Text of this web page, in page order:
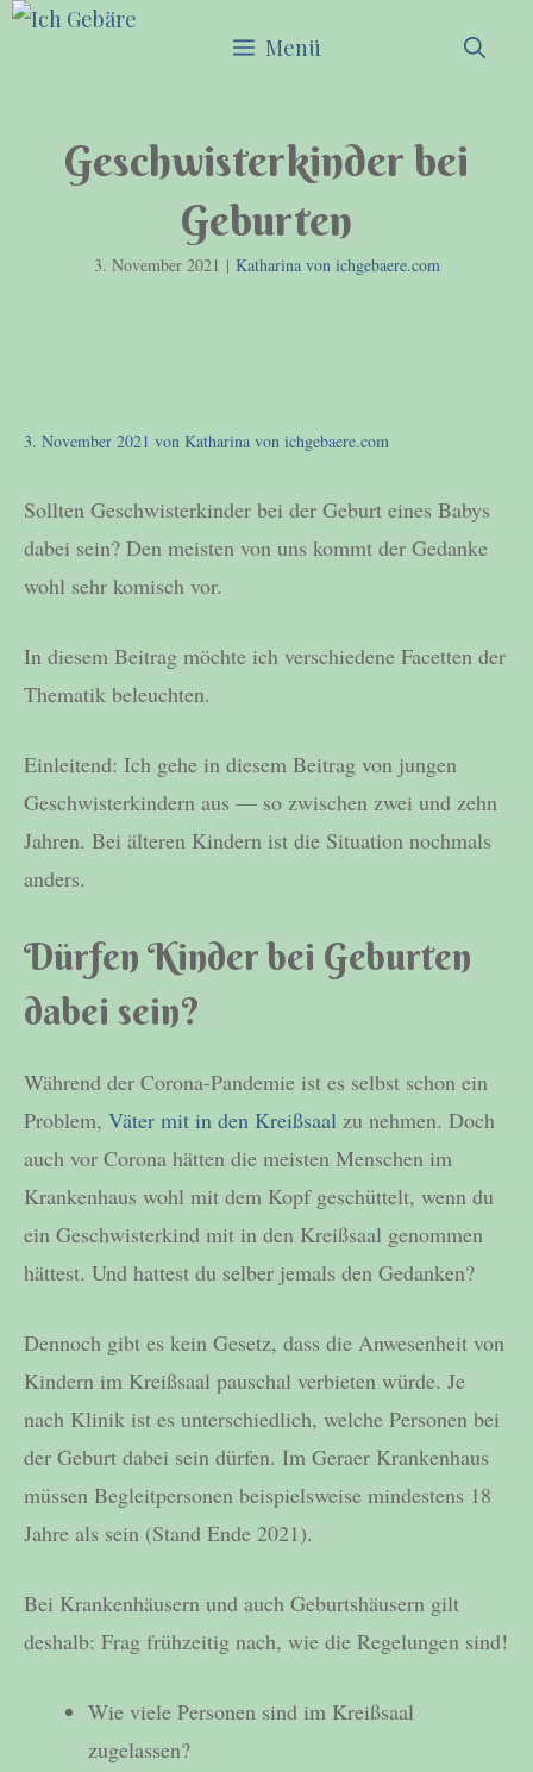
Zum
Menü
Geschwisterkinder bei
Geburten
3. November 2021 | Katharina von ichgebaere.com
3. November 2021 von Katharina von ichgebaere.com
Sollten Geschwisterkinder bei der Geburt eines Babys
dabei sein? Den meisten von uns kommt der Gedanke
wohl sehr komisch vor.
In diesem Beitrag möchte ich verschiedene Facetten der
Thematik beleuchten.
Einleitend: Ich gehe in diesem Beitrag von jungen
Geschwisterkindern aus — so zwischen zwei und zehn
Jahren. Bei älteren Kindern ist die Situation nochmals
anders.
Dürfen Kinder bei Geburten
dabei sein?
Während der Corona-Pandemie ist es selbst schon ein
Problem, Väter mit in den Kreißsaal zu nehmen. Doch
auch vor Corona hätten die meisten Menschen im
Krankenhaus wohl mit dem Kopf geschüttelt, wenn du
ein Geschwisterkind mit in den Kreißsaal genommen
hättest. Und hattest du selber jemals den Gedanken?
Dennoch gibt es kein Gesetz, dass die Anwesenheit von
Kindern im Kreißsaal pauschal verbieten würde. Je
nach Klinik ist es unterschiedlich, welche Personen bei
der Geburt dabei sein dürfen. Im Geraer Krankenhaus
müssen Begleitpersonen beispielsweise mindestens 18
Jahre als sein (Stand Ende 2021).
Bei Krankenhäusern und auch Geburtshäusern gilt
deshalb: Frag frühzeitig nach, wie die Regelungen sind!
Wie viele Personen sind im Kreißsaal
zugelassen?